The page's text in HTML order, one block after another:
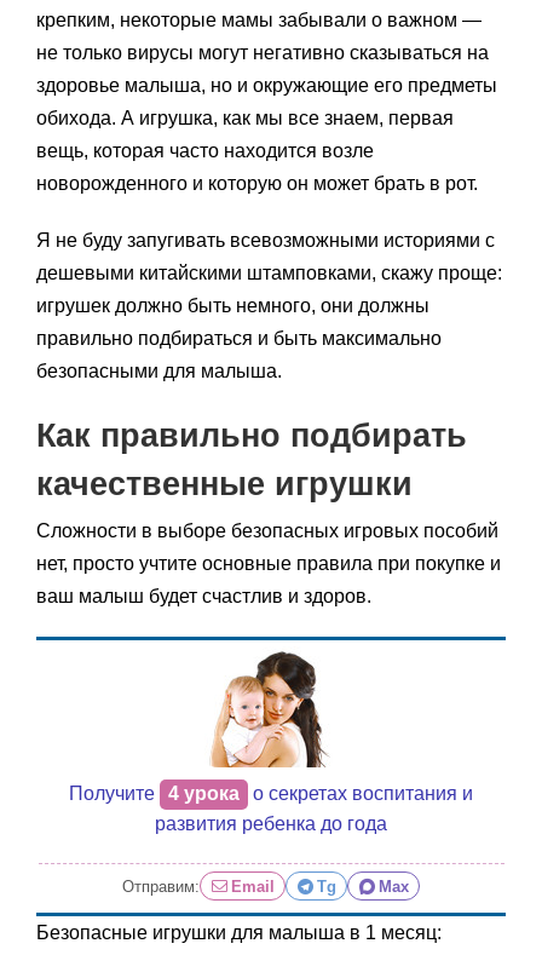
крепким, некоторые мамы забывали о важном —
не только вирусы могут негативно сказываться на
здоровье малыша, но и окружающие его предметы
обихода. А игрушка, как мы все знаем, первая
вещь, которая часто находится возле
новорожденного и которую он может брать в рот.
Я не буду запугивать всевозможными историями с
дешевыми китайскими штамповками, скажу проще:
игрушек должно быть немного, они должны
правильно подбираться и быть максимально
безопасными для малыша.
Как правильно подбирать
качественные игрушки
Сложности в выборе безопасных игровых пособий
нет, просто учтите основные правила при покупке и
ваш малыш будет счастлив и здоров.
Получите 4 урока
о секретах воспитания и
развития ребенка до года
Отправим: Email Tg Max
Безопасные игрушки для малыша в 1 месяц: